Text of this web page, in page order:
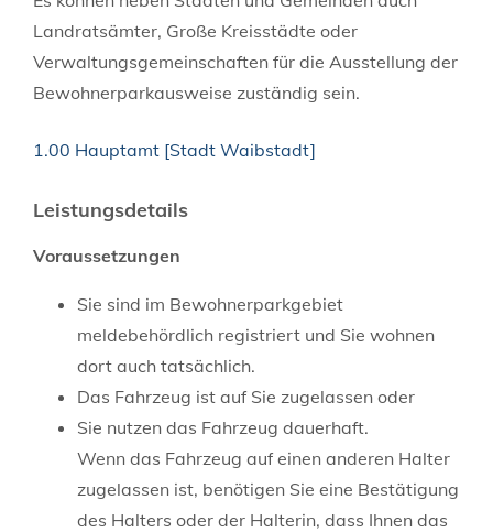
Landratsämter, Große Kreisstädte oder
Verwaltungsgemeinschaften für die Ausstellung der
Bewohnerparkausweise zuständig sein.
1.00 Hauptamt [Stadt Waibstadt]
Leistungsdetails
Voraussetzungen
Sie sind im Bewohnerparkgebiet
meldebehördlich registriert und Sie wohnen
dort auch tatsächlich.
Das Fahrzeug ist auf Sie zugelassen oder
Sie nutzen das Fahrzeug dauerhaft.
Wenn das Fahrzeug auf einen anderen Halter
zugelassen ist, benötigen Sie eine Bestätigung
des Halters oder der Halterin, dass Ihnen das